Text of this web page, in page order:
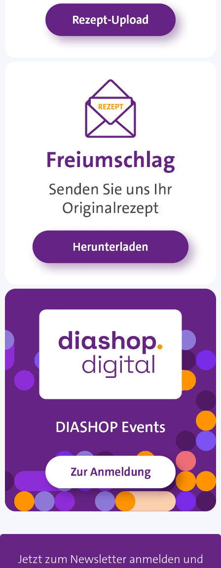
Jetzt zum Newsletter anmelden und